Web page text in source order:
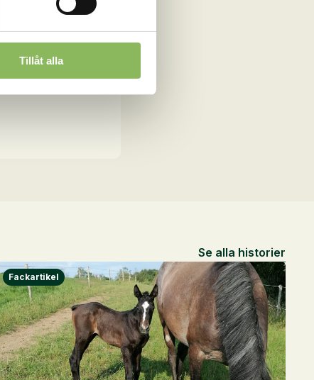
Tillåt alla
foder och
trots
Se alla historier